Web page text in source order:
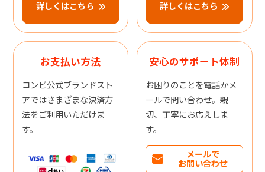
詳しくはこちら 詳しくはこちら
お支払い方法
コンビ公式ブランドスト
アではさまざまな決済方
法をご利用いただけま
す。
安心のサポート体制
お困りのことを電話かメ
ールで問い合わせ。親
切、丁寧にお応えしま
す。
メールで
お問い合わせ